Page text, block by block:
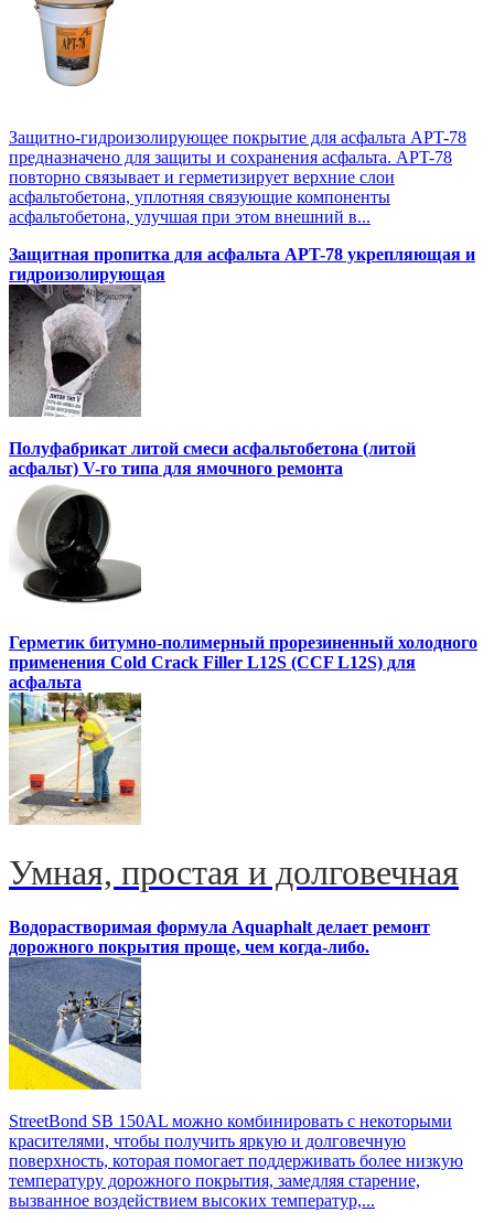
Защитно-гидроизолирующее покрытие для асфальта APT-78
предназначено для защиты и сохранения асфальта. APT-78
повторно связывает и герметизирует верхние слои
асфальтобетона, уплотняя связующие компоненты
асфальтобетона, улучшая при этом внешний в...
Защитная пропитка для асфальта APT-78 укрепляющая и
гидроизолирующая
Полуфабрикат литой смеси асфальтобетона (литой
асфальт) V-го типа для ямочного ремонта
Герметик битумно-полимерный прорезиненный холодного
применения Cold Crack Filler L12S (ССF L12S) для
асфальта
Умная, простая и долговечная
Водорастворимая формула Aquaphalt делает ремонт
дорожного покрытия проще, чем когда-либо.
StreetBond SB 150AL можно комбинировать с некоторыми
красителями, чтобы получить яркую и долговечную
поверхность, которая помогает поддерживать более низкую
температуру дорожного покрытия, замедляя старение,
вызванное воздействием высоких температур,...